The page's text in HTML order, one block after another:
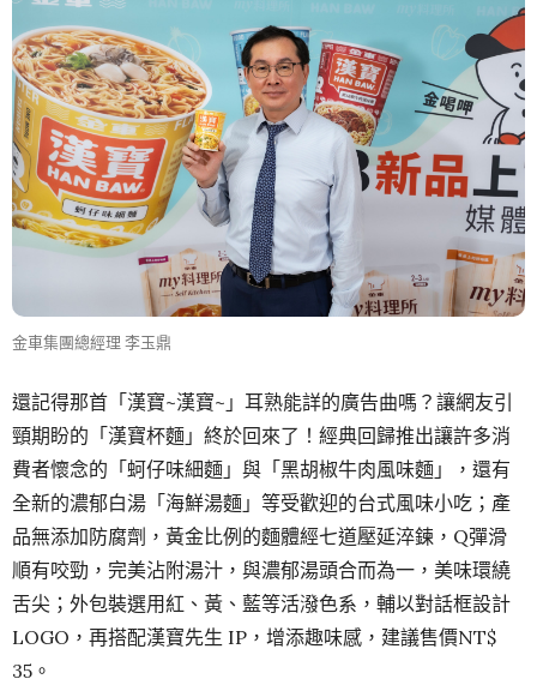
金車集團總經理 李玉鼎
還記得那首「漢寶~漢寶~」耳熟能詳的廣告曲嗎？讓網友引
頸期盼的「漢寶杯麵」終於回來了！經典回歸推出讓許多消
費者懷念的「蚵仔味細麵」與「黑胡椒牛肉風味麵」，還有
全新的濃郁白湯「海鮮湯麵」等受歡迎的台式風味小吃；產
品無添加防腐劑，黃金比例的麵體經七道壓延淬鍊，Q彈滑
順有咬勁，完美沾附湯汁，與濃郁湯頭合而為一，美味環繞
舌尖；外包裝選用紅、黃、藍等活潑色系，輔以對話框設計
LOGO，再搭配漢寶先生 IP，增添趣味感，建議售價NT$
35。